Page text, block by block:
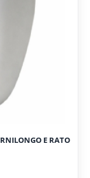
E RATO